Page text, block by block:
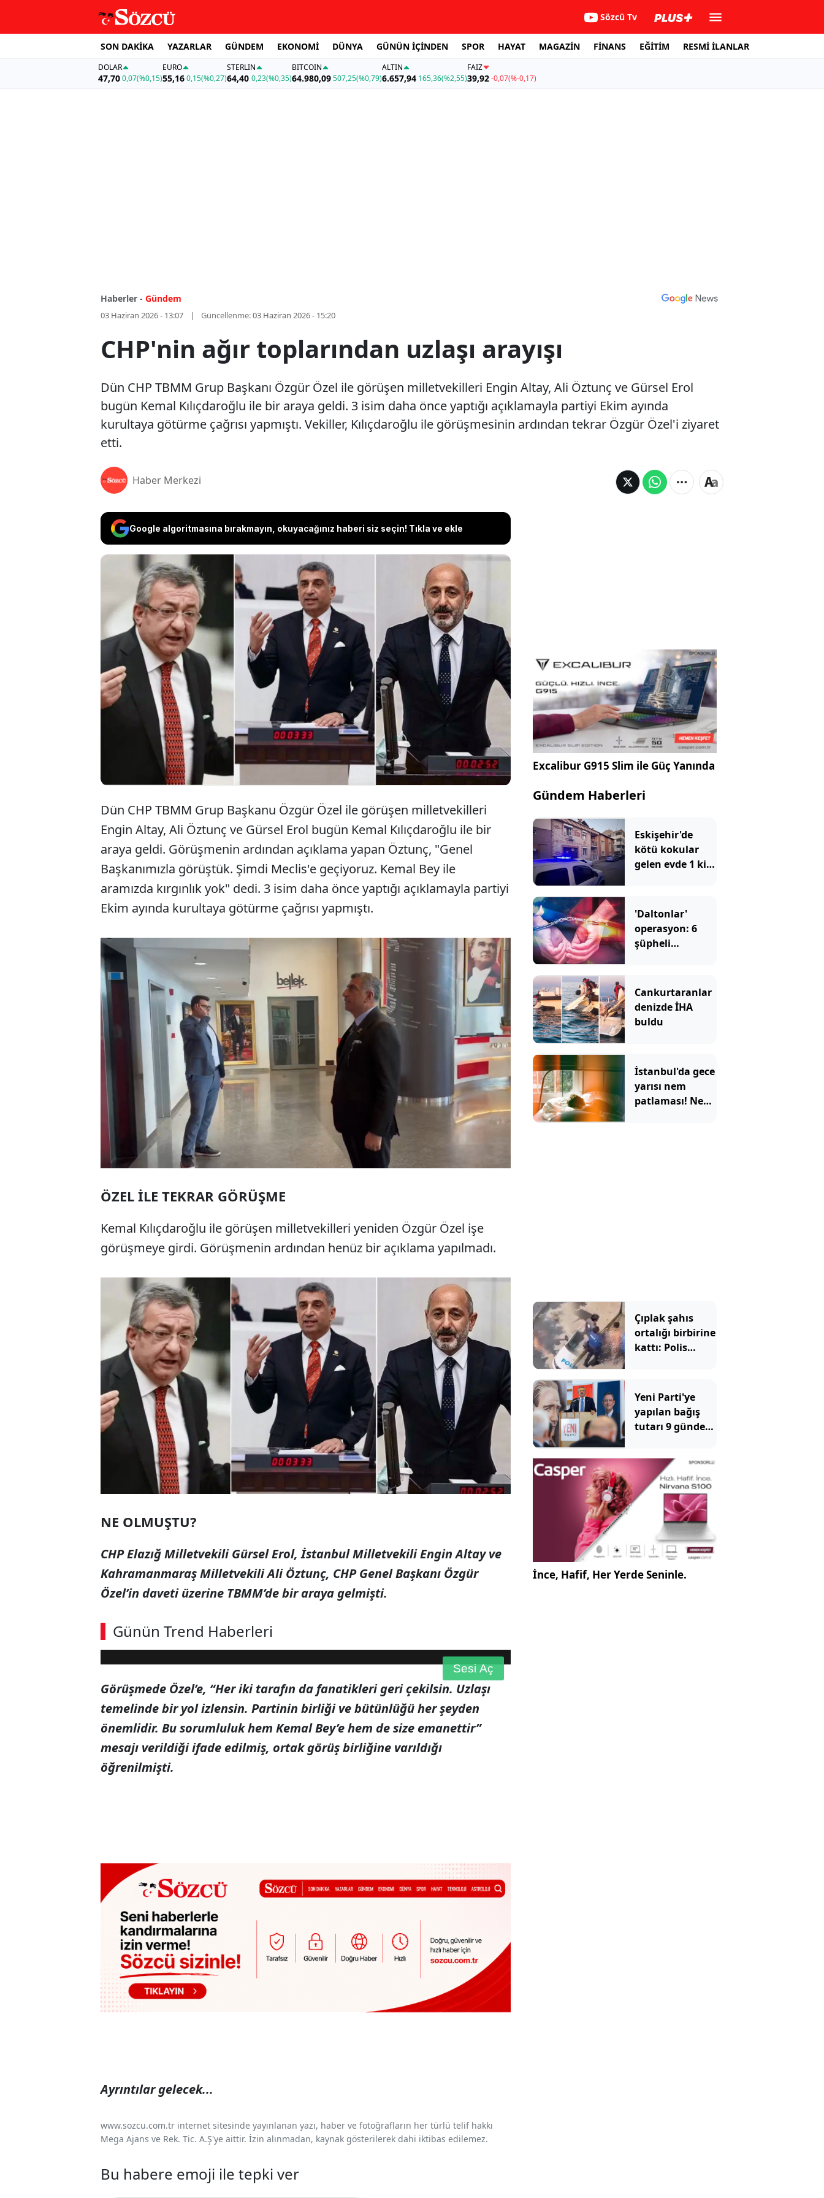
Sözcü Tv
SON DAKİKA YAZARLAR GÜNDEM EKONOMİ DÜNYA GÜNÜN İÇİNDEN SPOR HAYAT MAGAZİN FİNANS EĞİTİM RESMİ İLANLAR
DOLAR
47,700,07(%0,15)
EURO
55,16 0,15(%0,27)
STERLIN
64,40 0,23(%0,35)
BITCOIN
64.980,09507,25(%0,79)
ALTIN
6.657,94 165,36(%2,55)
FAİZ
39,92-0,07(%-0,17)
Haberler - Gündem
03 Haziran 2026 - 13:07 Güncellenme:03 Haziran 2026 - 15:20
CHP'nin ağır toplarından uzlaşı arayışı
Dün CHP TBMM Grup Başkanı Özgür Özel ile görüşen milletvekilleri Engin Altay, Ali Öztunç ve Gürsel Erol
bugün Kemal Kılıçdaroğlu ile bir araya geldi. 3 isim daha önce yaptığı açıklamayla partiyi Ekim ayında
kurultaya götürme çağrısı yapmıştı. Vekiller, Kılıçdaroğlu ile görüşmesinin ardından tekrar Özgür Özel'i ziyaret
etti.
Haber Merkezi
Google algoritmasına bırakmayın, okuyacağınız haberi siz seçin! Tıkla ve ekle
Dün CHP TBMM Grup Başkanı Özgür Özel ile görüşen milletvekilleri
Engin Altay, Ali Öztunç ve Gürsel Erol bugün Kemal Kılıçdaroğlu ile bir
araya geldi. 3 isim daha önce yaptığı açıklamayla partiyi Ekim ayında
kurultaya götürme çağrısı yapmıştı. Vekiller, Kılıçdaroğlu ile
görüşmesinin ardından tekrar Özgür Özel'i ziyaret etti.
Dün CHP TBMM Grup Başkanu Özgür Özel ile görüşen milletvekilleri
Engin Altay, Ali Öztunç ve Gürsel Erol bugün Kemal Kılıçdaroğlu ile bir
araya geldi. Görüşmenin ardından açıklama yapan Öztunç, "Genel
Başkanımızla görüştük. Şimdi Meclis'e geçiyoruz. Kemal Bey ile
aramızda kırgınlık yok" dedi. 3 isim daha önce yaptığı açıklamayla partiyi
Ekim ayında kurultaya götürme çağrısı yapmıştı.
ÖZEL İLE TEKRAR GÖRÜŞME
Kemal Kılıçdaroğlu ile görüşen milletvekilleri yeniden Özgür Özel işe
görüşmeye girdi. Görüşmenin ardından henüz bir açıklama yapılmadı.
NE OLMUŞTU?
CHP Elazığ Milletvekili Gürsel Erol, İstanbul Milletvekili Engin Altay ve
Kahramanmaraş Milletvekili Ali Öztunç, CHP Genel Başkanı Özgür
Özel’in daveti üzerine TBMM’de bir araya gelmişti.
Günün Trend Haberleri
Aç
7.43%
Sesi Aç
Görüşmede Özel’e, “Her iki tarafın da fanatikleri geri çekilsin. Uzlaşı
temelinde bir yol izlensin. Partinin birliği ve bütünlüğü her şeyden
önemlidir. Bu sorumluluk hem Kemal Bey’e hem de size emanettir”
mesajı verildiği ifade edilmiş, ortak görüş birliğine varıldığı
öğrenilmişti.
Ayrıntılar gelecek...
www.sozcu.com.tr internet sitesinde yayınlanan yazı, haber ve fotoğrafların her türlü telif hakkı
Mega Ajans ve Rek. Tic. A.Ş'ye aittir. İzin alınmadan, kaynak gösterilerek dahi iktibas edilemez.
Bu habere emoji ile tepki ver
Excalibur G915 Slim ile Güç Yanında
Gündem Haberleri
Eskişehir'de
kötü kokular
gelen evde 1 kişi
'Daltonlar'
operasyon: 6
şüpheli
Cankurtaranlar
denizde İHA
buldu
İstanbul'da gece
yarısı nem
patlaması! Nem
Çıplak şahıs
ortalığı birbirine
kattı: Polis
Yeni Parti'ye
yapılan bağış
tutarı 9 günde
geçti
İnce, Hafif, Her Yerde Seninle.